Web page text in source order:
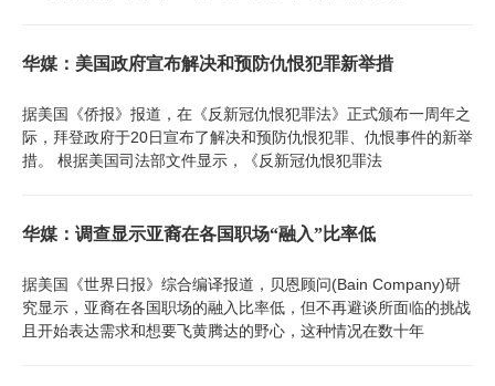
华媒：美国政府宣布解决和预防仇恨犯罪新举措
据美国《侨报》报道，在《反新冠仇恨犯罪法》正式颁布一周年之
际，拜登政府于20日宣布了解决和预防仇恨犯罪、仇恨事件的新举
措。 根据美国司法部文件显示，《反新冠仇恨犯罪法
华媒：调查显示亚裔在各国职场“融入”比率低
据美国《世界日报》综合编译报道，贝恩顾问(Bain Company)研
究显示，亚裔在各国职场的融入比率低，但不再避谈所面临的挑战
且开始表达需求和想要飞黄腾达的野心，这种情况在数十年